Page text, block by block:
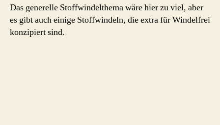
Das generelle Stoffwindelthema wäre hier zu viel, aber
es gibt auch einige Stoffwindeln, die extra für Windelfrei
konzipiert sind.